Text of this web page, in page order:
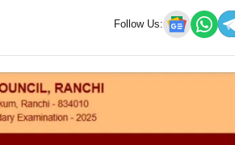
Follow Us: